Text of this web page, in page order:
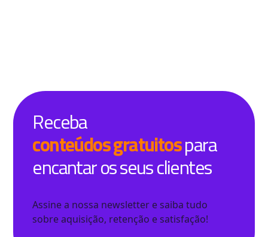
Receba
conteúdos gratuitospara
encantar os seus clientes
Assine a nossa newsletter e saiba tudo
sobre aquisição, retenção e satisfação!